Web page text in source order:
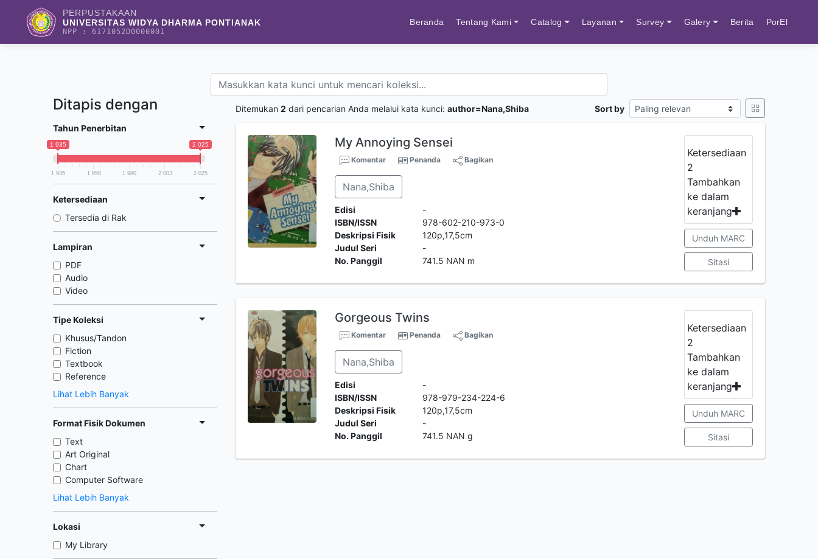
PERPUSTAKAAN
UNIVERSITAS WIDYA DHARMA PONTIANAK
NPP : 6171052D0000001
Beranda Tentang Kami Catalog Layanan Survey Galery Berita PorEl
Ditapis dengan
Tahun Penerbitan
1 935 2 025
1 935 1 958 1 980 2 003 2 025
Ketersediaan
Tersedia di Rak
Lampiran
PDF
Audio
Video
Tipe Koleksi
Khusus/Tandon
Fiction
Textbook
Reference
Lihat Lebih Banyak
Format Fisik Dokumen
Text
Art Original
Chart
Computer Software
Lihat Lebih Banyak
Lokasi
My Library
Ditemukan 2 dari pencarian Anda melalui kata kunci: author=Nana,Shiba Sort by
My Annoying Sensei
Komentar Penanda Bagikan
Nana,Shiba
Edisi
-
ISBN/ISSN
978-602-210-973-0
Deskripsi Fisik
120p,17,5cm
Judul Seri
-
No. Panggil
741.5 NAN m
Ketersediaan
2
Tambahkan
ke dalam
keranjang
Unduh MARC
Sitasi
Gorgeous Twins
Komentar Penanda Bagikan
Nana,Shiba
Edisi
-
ISBN/ISSN
978-979-234-224-6
Deskripsi Fisik
120p,17,5cm
Judul Seri
-
No. Panggil
741.5 NAN g
Ketersediaan
2
Tambahkan
ke dalam
keranjang
Unduh MARC
Sitasi